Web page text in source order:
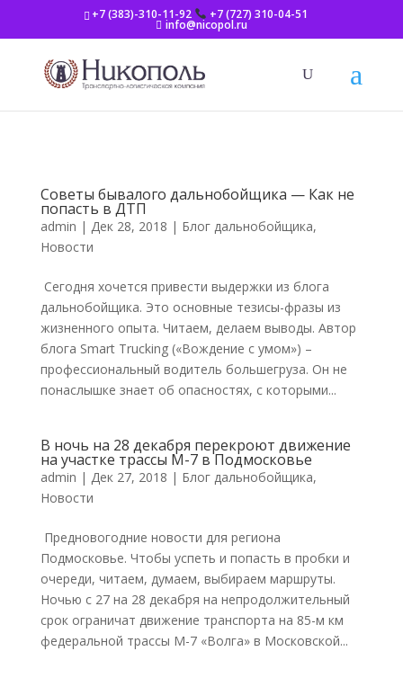
+7 (383)-310-11-92 +7 (727) 310-04-51
info@nicopol.ru
Советы бывалого дальнобойщика — Как не
попасть в ДТП
admin | Дек 28, 2018 | Блог дальнобойщика,
Новости
Сегодня хочется привести выдержки из блога
дальнобойщика. Это основные тезисы-фразы из
жизненного опыта. Читаем, делаем выводы. Автор
блога Smart Trucking («Вождение с умом») –
профессиональный водитель большегруза. Он не
понаслышке знает об опасностях, с которыми...
В ночь на 28 декабря перекроют движение
на участке трассы М-7 в Подмосковье
admin | Дек 27, 2018 | Блог дальнобойщика,
Новости
Предновогодние новости для региона
Подмосковье. Чтобы успеть и попасть в пробки и
очереди, читаем, думаем, выбираем маршруты.
Ночью с 27 на 28 декабря на непродолжительный
срок ограничат движение транспорта на 85-м км
федеральной трассы М-7 «Волга» в Московской...